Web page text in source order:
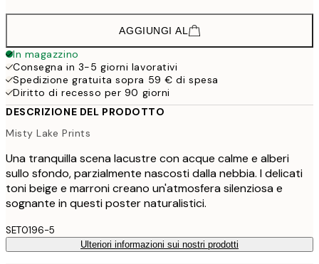
AGGIUNGI AL
In magazzino
Consegna in 3-5 giorni lavorativi
Spedizione gratuita sopra 59 € di spesa
Diritto di recesso per 90 giorni
DESCRIZIONE DEL PRODOTTO
Misty Lake Prints
Una tranquilla scena lacustre con acque calme e alberi
sullo sfondo, parzialmente nascosti dalla nebbia. I delicati
toni beige e marroni creano un'atmosfera silenziosa e
sognante in questi poster naturalistici.
SET0196-5
Ulteriori informazioni sui nostri prodotti